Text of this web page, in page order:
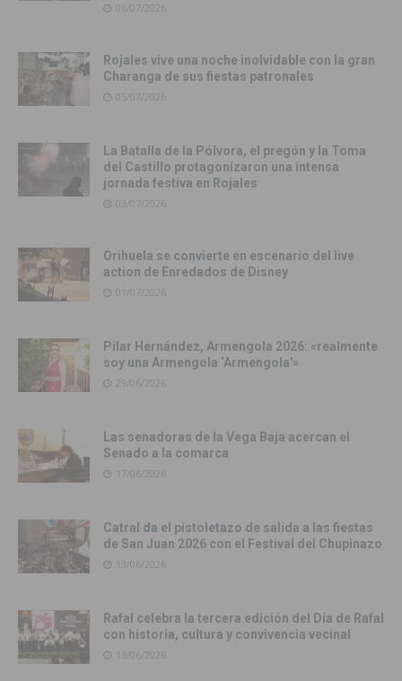
06/07/2026
Rojales vive una noche inolvidable con la gran
Charanga de sus fiestas patronales
05/07/2026
La Batalla de la Pólvora, el pregón y la Toma
del Castillo protagonizaron una intensa
jornada festiva en Rojales
03/07/2026
Orihuela se convierte en escenario del live
action de Enredados de Disney
01/07/2026
Pilar Hernández, Armengola 2026: «realmente
soy una Armengola ‘Armengola'»
29/06/2026
Las senadoras de la Vega Baja acercan el
Senado a la comarca
17/06/2026
Catral da el pistoletazo de salida a las fiestas
de San Juan 2026 con el Festival del Chupinazo
13/06/2026
Rafal celebra la tercera edición del Día de Rafal
con historia, cultura y convivencia vecinal
13/06/2026